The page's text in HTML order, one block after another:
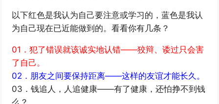
以下红色是我认为自己要注意或学习的，蓝色是我认
为自己现在已近能做到的。看看你有几条？
01．犯了错误就该诚实地认错——狡辩、诿过只会害
了自己。
02．朋友之间要保持距离——这样的友谊才能长久。
03．钱追人，人追健康——有了健康，还怕挣不到钱
么？